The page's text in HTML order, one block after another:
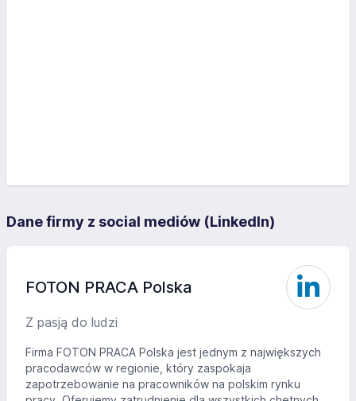
Dane firmy z social mediów (LinkedIn)
FOTON PRACA Polska
Z pasją do ludzi
Firma FOTON PRACA Polska jest jednym z największych
pracodawców w regionie, który zaspokaja
zapotrzebowanie na pracowników na polskim rynku